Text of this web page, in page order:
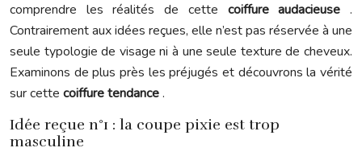
comprendre les réalités de cette coiffure audacieuse.
Contrairement aux idées reçues, elle n’est pas réservée à une
seule typologie de visage ni à une seule texture de cheveux.
Examinons de plus près les préjugés et découvrons la vérité
sur cette coiffure tendance.
Idée reçue n°1 : la coupe pixie est trop
masculine